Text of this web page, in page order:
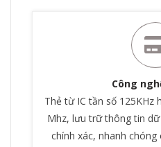
Công
Thẻ từ IC tần số 125KHz
Mhz, lưu trữ thông tin
chính xác, nhanh